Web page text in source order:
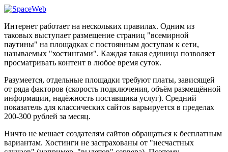
Интернет работает на нескольких правилах. Одним из
таковых выступает размещение страниц "всемирной
паутины" на площадках с постоянным доступам к сети,
называемых "хостингами". Каждая такая единица позволяет
просматривать контент в любое время суток.
Разумеется, отдельные площадки требуют платы, зависящей
от ряда факторов (скорость подключения, объём размещённой
информации, надёжность поставщика услуг). Средний
показатель для классических сайтов варьируется в пределах
200-300 рублей за месяц.
Ничто не мешает создателям сайтов обращаться к бесплатным
вариантам. Хостинги не застрахованы от "несчастных